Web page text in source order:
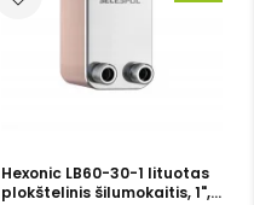
Hexonic LB60-30-1 lituotas
plokštelinis šilumokaitis, 1",